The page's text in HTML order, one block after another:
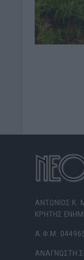
ΑΝΤΩΝΙΟΣ Κ.
ΚΡΗΤΗΣ
Α.Φ.Μ.
ΑΝΑΓΝΩΣΤΗ